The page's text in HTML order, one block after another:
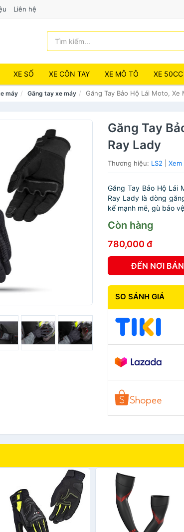
Liên hệ
XE SỐ XE CÔN TAY XE MÔ TÔ XE 50CC
máy Găng tay xe máy Găng Tay Bảo Hộ Lái Moto, Xe
Găng Tay
Ray Lady
Thương hiệu: LS2 |
Găng Tay Bảo Hộ Lái
Ray Lady là dòng
kế mạnh mẽ, gù bảo
Còn hàng
780,000 đ
ĐẾN NƠI BÁN
SO SÁNH GIÁ